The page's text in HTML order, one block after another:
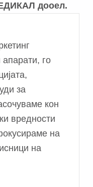
дооел.
го
за
кон
вредности
на
на